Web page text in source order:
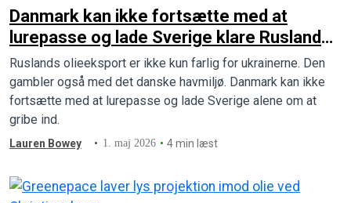
Danmark kan ikke fortsætte med at
lurepasse og lade Sverige klare Ruslands
skyggeflåde
Ruslands olieeksport er ikke kun farlig for ukrainerne. Den
gambler også med det danske havmiljø. Danmark kan ikke
fortsætte med at lurepasse og lade Sverige alene om at
gribe ind.
Lauren Bowey 1. maj 2026 4 min læst